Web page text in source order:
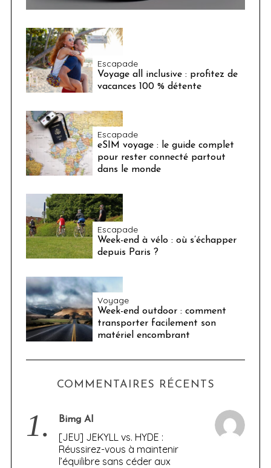
Escapade
Voyage all inclusive : profitez de
vacances 100 % détente
Escapade
eSIM voyage : le guide complet
pour rester connecté partout
dans le monde
Escapade
Week-end à vélo : où s’échapper
depuis Paris ?
Voyage
Week-end outdoor : comment
transporter facilement son
matériel encombrant
COMMENTAIRES RÉCENTS
1. Bimg AI
[JEU] JEKYLL vs. HYDE :
Réussirez-vous à maintenir
l’équilibre sans céder aux